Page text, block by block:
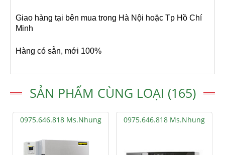
Giao hàng tại bên mua trong Hà Nội hoặc Tp Hồ Chí
Minh
Hàng có sẵn, mới 100%
SẢN PHẨM CÙNG LOẠI (165)
0975.646.818 Ms.Nhung 0975.646.818 Ms.Nhung